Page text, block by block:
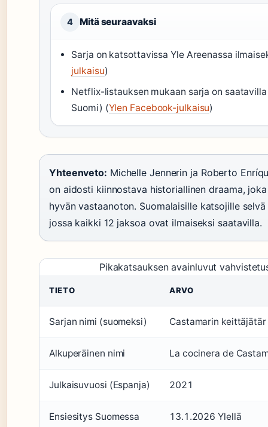
4 Mitä seuraavaksi
Sarja on katsottavissa Yle Areenassa
julkaisu)
Netflix-listauksen mukaan sarja on
Suomi) (Ylen Facebook-julkaisu)
Yhteenveto: Michelle Jennerin ja Roberto
on aidosti kiinnostava historiallinen draama,
hyvän vastaanoton. Suomalaisille katsojille
jossa kaikki 12 jaksoa ovat ilmaiseksi saatavilla.
Pikakatsauksen avainluvut
TIETO ARVO
Sarjan nimi (suomeksi) Castamarin keittäjätär
Alkuperäinen nimi La cocinera de
Julkaisuvuosi (Espanja) 2021
Ensiesitys Suomessa 13.1.2026 Ylellä